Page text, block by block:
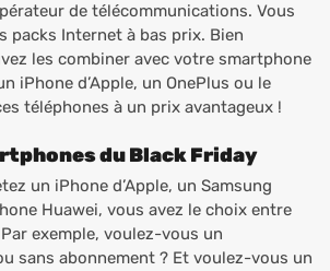
de télécommunications. Vous
packs Internet à bas prix. Bien
les combiner avec votre smartphone
iPhone d’Apple, un OnePlus ou le
téléphones à un prix avantageux !
du Black Friday
un iPhone d’Apple, un Samsung
Huawei, vous avez le choix entre
exemple, voulez-vous un
sans abonnement ? Et voulez-vous un